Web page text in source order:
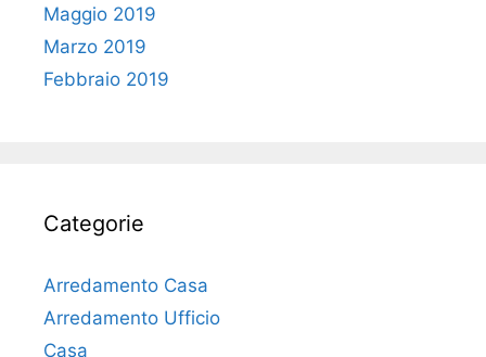
Maggio 2019
Marzo 2019
Febbraio 2019
Categorie
Arredamento Casa
Arredamento Ufficio
Casa